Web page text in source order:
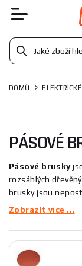
DOMŮ
PÁSOVÉ
Pásové brusky
rozsáhlých
brusky jsou
odstraňování
cyklu. Když tento
materiálu, vytváří
Zobrazit více ...